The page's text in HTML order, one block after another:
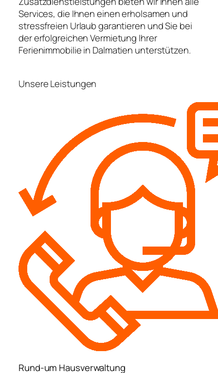
Services, die Ihnen einen erholsamen und
stressfreien Urlaub garantieren und Sie bei
der erfolgreichen Vermietung Ihrer
Ferienimmobilie in Dalmatien unterstützen.
Unsere Leistungen
Rund-um Hausverwaltung